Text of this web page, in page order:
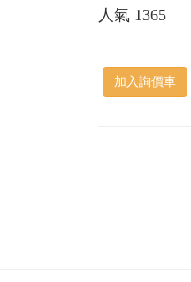
人氣 1365
加入詢價車